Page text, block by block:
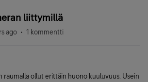
liittymillä
ago 1 kommentti
raumalla ollut erittäin huono kuuluvuus. Usein